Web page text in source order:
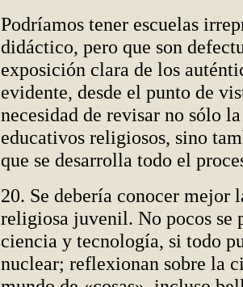
Podríamos tener escuelas
didáctico, pero que son
exposición clara de los
evidente, desde el punto de
necesidad de revisar no sólo
educativos religiosos, sino
que se desarrolla todo el
20. Se debería conocer mejor
religiosa juvenil. No pocos se
ciencia y tecnología, si todo
nuclear; reflexionan sobre la